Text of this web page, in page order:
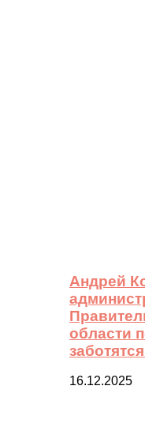
Андрей
области
16.12.2025